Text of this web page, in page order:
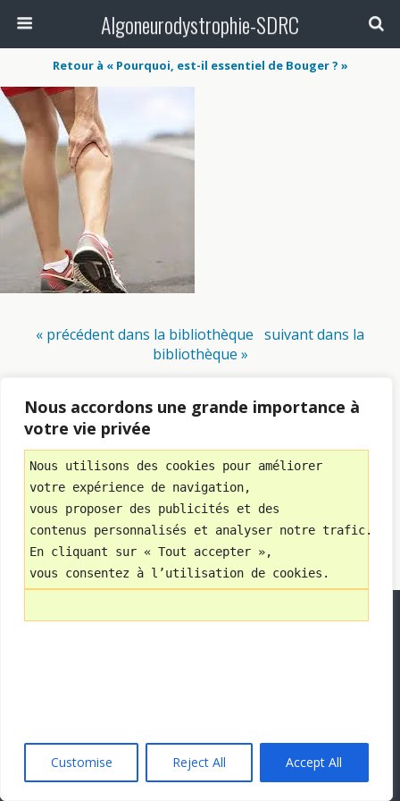
Nous accordons une grande importance à
votre vie privée
Nous utilisons des cookies pour améliorer
votre expérience de navigation,
vous proposer des publicités et des
contenus personnalisés et analyser notre trafic.
En cliquant sur « Tout accepter »,
vous consentez à l’utilisation de cookies.
Customise Reject All Accept All
Algoneurodystrophie-SDRC
Retour à « Pourquoi, est-il essentiel de Bouger ? »
« précédent dans la bibliothèque suivant dans la
bibliothèque »
Retour au début
Mobile Bureau
Avec
WPtouch Mobile Suite for WordPress